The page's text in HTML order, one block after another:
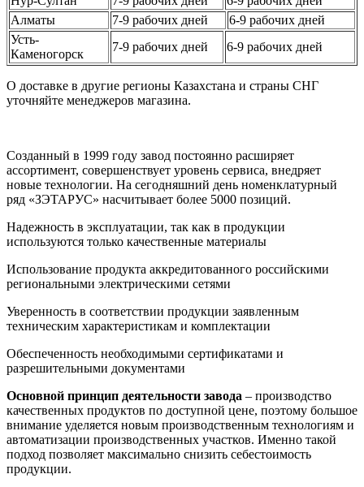
Алматы
7-9 рабочих дней
6-9 рабочих дней
Усть-
Каменогорск
7-9 рабочих дней 6-9 рабочих дней
О доставке в другие регионы Казахстана и страны СНГ
уточняйте менеджеров магазина.
Созданный в 1999 году завод постоянно расширяет
ассортимент, совершенствует уровень сервиса, внедряет
новые технологии. На сегодняшний день номенклатурный
ряд «ЗЭТАРУС» насчитывает более 5000 позиций.
Надежность в эксплуатации, так как в продукции
используются только качественные материалы
Использование продукта аккредитованного российскими
региональными электрическими сетями
Уверенность в соответствии продукции заявленным
техническим характеристикам и комплектации
Обеспеченность необходимыми сертификатами и
разрешительными документами
Основной принцип деятельности завода – производство
качественных продуктов по доступной цене, поэтому большое
внимание уделяется новым производственным технологиям и
автоматизации производственных участков. Именно такой
подход позволяет максимально снизить себестоимость
продукции.